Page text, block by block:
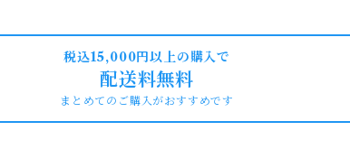
税込15,000円以上の購入で
配送料無料
まとめてのご購入がおすすめです